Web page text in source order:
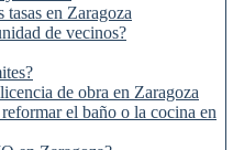
en Zaragoza
de vecinos?
de obra en Zaragoza
el baño o la cocina en